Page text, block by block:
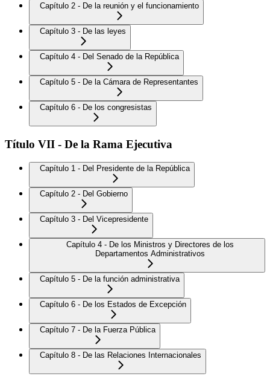
Capítulo 2 - De la reunión y el funcionamiento
Capítulo 3 - De las leyes
Capítulo 4 - Del Senado de la República
Capítulo 5 - De la Cámara de Representantes
Capítulo 6 - De los congresistas
Título VII - De la Rama Ejecutiva
Capítulo 1 - Del Presidente de la República
Capítulo 2 - Del Gobierno
Capítulo 3 - Del Vicepresidente
Capítulo 4 - De los Ministros y Directores de los
Departamentos Administrativos
Capítulo 5 - De la función administrativa
Capítulo 6 - De los Estados de Excepción
Capítulo 7 - De la Fuerza Pública
Capítulo 8 - De las Relaciones Internacionales